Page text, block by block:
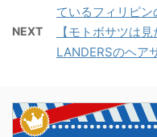
ているフィリピン
NEXT
【モトボサツは
LANDERSのヘア